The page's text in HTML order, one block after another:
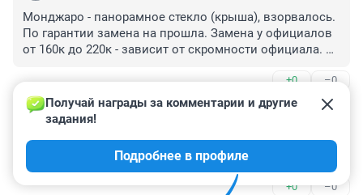
Монджаро - панорамное стекло (крыша), взорвалось.
По гарантии замена на прошла. Замена у официалов
от 160к до 220к - зависит от скромности официала.
Пока лечил свое авто - привезли Тугеллу -
панорамное стекло. Запись регистратора китайцам не
указ.
+0 –0
Гость
6 марта 2025, 15:15
Очень интересно посмотреть, что будет с "китайцами",
когда вернутся европейские и японские авто.
+0 –0
Получай награды за комментарии и другие
задания!
Подробнее в профиле